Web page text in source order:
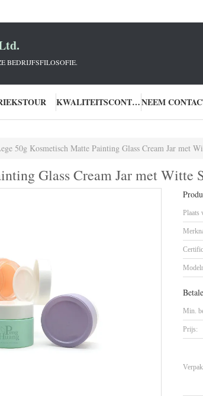
BEDRIJFSFILOSOFIE.
KWALITEITSCONTROLE
50g Kosmetisch Matte Painting Glass Cream Jar met
Glass Cream Jar met Witte
Plaats
Min.
Prijs: